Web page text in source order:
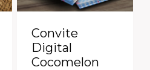
Convite
Digital
Cocomelon